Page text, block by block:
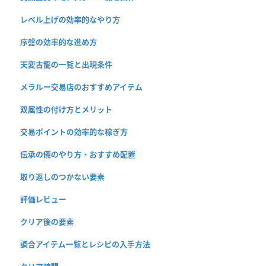
レベル上げの効率的なやり方
序盤の効率的な進め方
天変古龍の一覧と出現条件
メラルー交易店のおすすめアイテム
双属性の付け方とメリット
交易ポイントの効率的な稼ぎ方
伝承の儀のやり方・おすすめ配置
取り返しのつかない要素
評価レビュー
クリア後の要素
調合アイテム一覧とレシピの入手方法